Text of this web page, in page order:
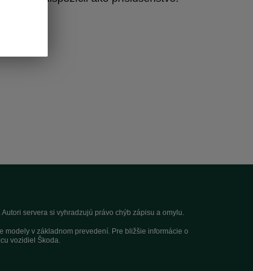
servera si vyhradzujú právo chýb zápisu a omylu.
modely v základnom prevedení. Pre bližšie informácie o
vozidiel Škoda.